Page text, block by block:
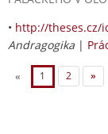
• http://theses.cz/
Andragogika |
« 1 2 »